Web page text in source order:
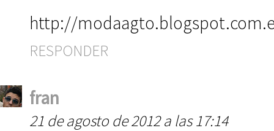
http://
RESPONDER
fran
21 de agosto de 2012 a las 17:14